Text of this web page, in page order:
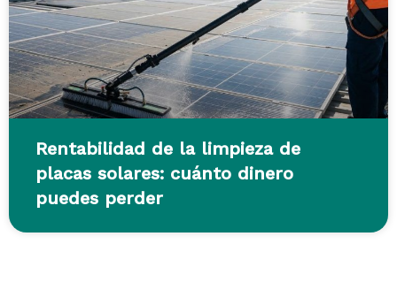
Rentabilidad de la limpieza de
placas solares: cuánto dinero
puedes perder